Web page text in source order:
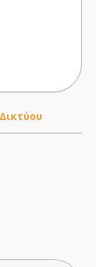
Δικτύου